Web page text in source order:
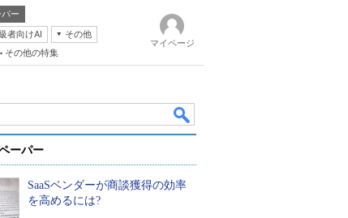
ー
者向けAI
その他
その他の特集
マイページ
ーパー
SaaSベンダーが商談獲得の効率
を高めるには?